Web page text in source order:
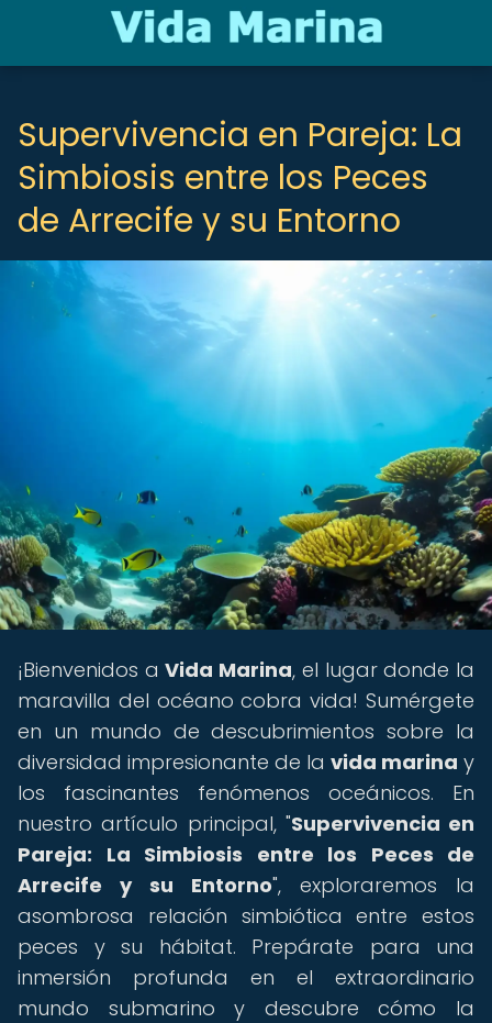
Supervivencia en Pareja: La
Simbiosis entre los Peces
de Arrecife y su Entorno
¡Bienvenidos aVida Marina, el lugar donde la
maravilla del océano cobra vida! Sumérgete
en un mundo de descubrimientos sobre la
diversidad impresionante de la vida marina y
los fascinantes fenómenos oceánicos. En
nuestro artículo principal, "Supervivencia en
Pareja: La Simbiosis entre los Peces de
Arrecife y su Entorno", exploraremos la
asombrosa relación simbiótica entre estos
peces y su hábitat. Prepárate para una
inmersión profunda en el extraordinario
mundo submarino y descubre cómo la